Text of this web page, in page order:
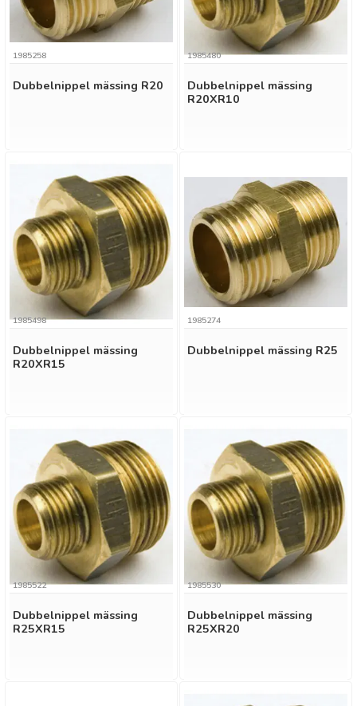
Dubbelnippel mässing R20
1985258
Dubbelnippel mässing
R20XR10
1985480
Dubbelnippel mässing
R20XR15
1985498
Dubbelnippel mässing R25
1985274
Dubbelnippel mässing
R25XR15
1985522
Dubbelnippel mässing
R25XR20
1985530